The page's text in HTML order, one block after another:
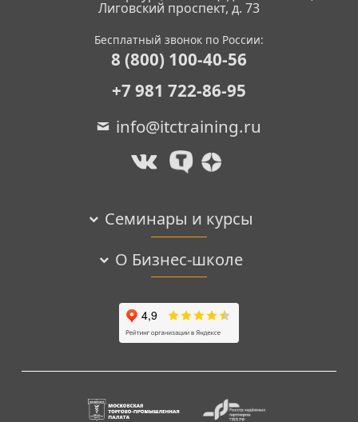
Лиговский проспект, д. 73
Бесплатный звонок по России:
8 (800) 100-40-56
+7 981 722-86-95
info@itctraining.ru
Семинары и курсы
О Бизнес-школе